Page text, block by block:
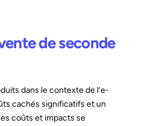
de seconde
dans le contexte de l’e-
cachés significatifs et un
coûts et impacts se